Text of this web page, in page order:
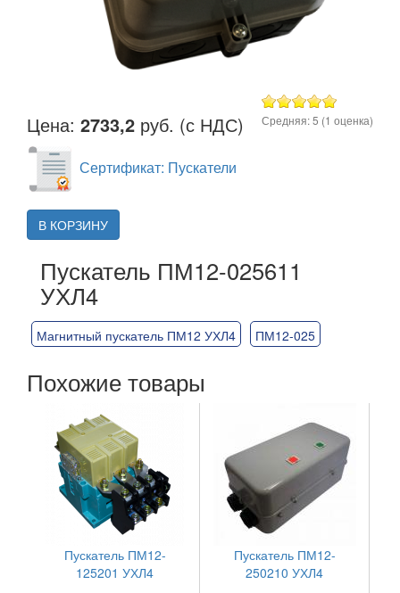
Цена: 2733,2 руб. (с НДС)
Сертификат: Пускатели
В КОРЗИНУ
Средняя:5 (1 оценка)
Пускатель ПМ12-025611
УХЛ4
Магнитный пускатель ПМ12 УХЛ4 ПМ12-025
Похожие товары
Пускатель ПМ12-
125201 УХЛ4
Пускатель ПМ12-
250210 УХЛ4